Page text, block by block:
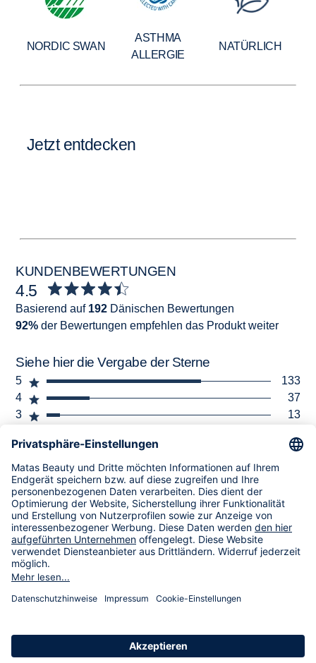
NORDIC SWAN
ASTHMA
ALLERGIE
NATÜRLICH
Jetzt entdecken
KUNDENBEWERTUNGEN
4.5
Basierend auf 192 Dänischen Bewertungen
92% der Bewertungen empfehlen das Produkt weiter
Siehe hier die Vergabe der Sterne
5
133
4
37
3
13
1
3
Infos
Striber